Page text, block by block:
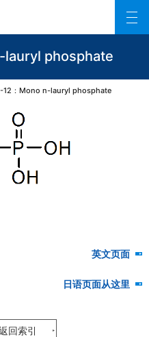
lauryl phosphate
株式会社
12：Mono n-lauryl phosphate
英文页面
日语页面从这里
回索引